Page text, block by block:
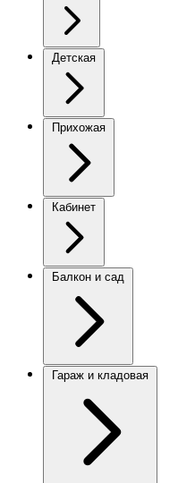
Детская
Прихожая
Кабинет
Балкон и сад
Гараж и кладовая